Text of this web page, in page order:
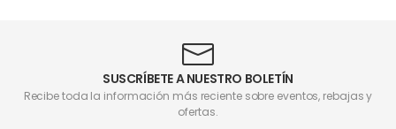
SUSCRÍBETE A NUESTRO BOLETÍN
Recibe toda la información más reciente sobre eventos, rebajas y
ofertas.